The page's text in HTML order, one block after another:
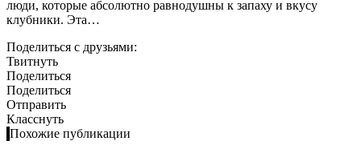
люди, которые абсолютно равнодушны к запаху и вкусу
клубники. Эта…
Поделиться с друзьями:
Твитнуть
Поделиться
Поделиться
Отправить
Класснуть
Похожие публикации